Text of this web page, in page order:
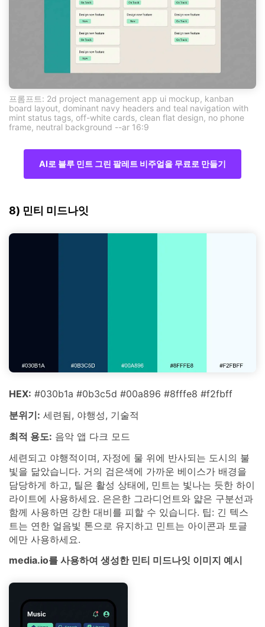
프롬프트: 2d project management app ui mockup, kanban
board layout, dominant navy headers and teal navigation with
mint status tags, off-white cards, clean flat design, no phone
frame, neutral background --ar 16:9
AI로 블루 민트 그린 팔레트 비주얼을 무료로 만들기
8) 민티 미드나잇
HEX: #030b1a #0b3c5d #00a896 #8fffe8 #f2fbff
분위기: 세련됨, 야행성, 기술적
최적 용도: 음악 앱 다크 모드
세련되고 야행적이며, 자정에 물 위에 반사되는 도시의 불
빛을 닮았습니다. 거의 검은색에 가까운 베이스가 배경을
담당하게 하고, 틸은 활성 상태에, 민트는 빛나는 듯한 하이
라이트에 사용하세요. 은은한 그라디언트와 얇은 구분선과
함께 사용하면 강한 대비를 피할 수 있습니다. 팁: 긴 텍스
트는 연한 얼음빛 톤으로 유지하고 민트는 아이콘과 토글
에만 사용하세요.
media.io를 사용하여 생성한 민티 미드나잇 이미지 예시